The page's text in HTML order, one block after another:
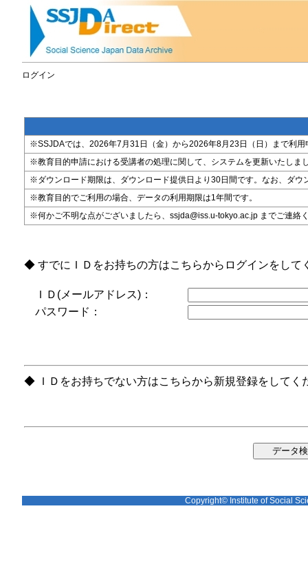
ログイン
※SSJDAでは、2026年7月31日（金）から2026年8月23日（日）まで利
※教育目的申請における受講者の処理に関して、システムを更新いたしま
※ダウンロード期限は、ダウンロード提供日より30日間です。なお、ダ
※教育目的でご利用の場合、データの利用期限は1年間です。
※何かご不明な点がございましたら、ssjda@iss.u-tokyo.ac.jp までご連絡
◆ すでにＩＤをお持ちの方はこちらからログインをして
ＩＤ(メールアドレス)：
パスワード：
◆ ＩＤをお持ちでない方はこちらから新規登録をしてく
Copyright© Institute of Social